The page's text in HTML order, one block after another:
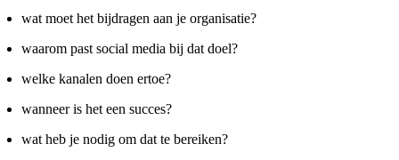
wat moet het bijdragen aan je organisatie?
waarom past social media bij dat doel?
welke kanalen doen ertoe?
wanneer is het een succes?
wat heb je nodig om dat te bereiken?